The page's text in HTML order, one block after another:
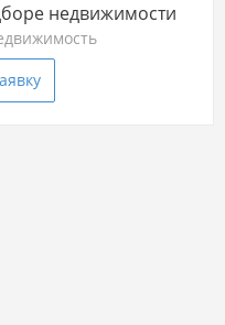
недвижимости